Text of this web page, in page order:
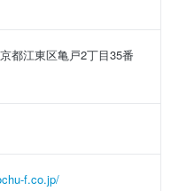
都江東区亀戸2丁目35番
f.co.jp/